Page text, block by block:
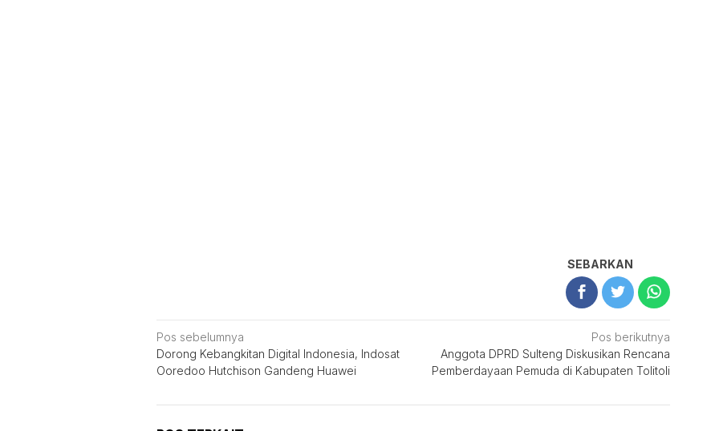
SEBARKAN
Navigasi
pos
Pos sebelumnya
Dorong Kebangkitan Digital Indonesia, Indosat
Ooredoo Hutchison Gandeng Huawei
Pos berikutnya
Anggota DPRD Sulteng Diskusikan Rencana
Pemberdayaan Pemuda di Kabupaten Tolitoli